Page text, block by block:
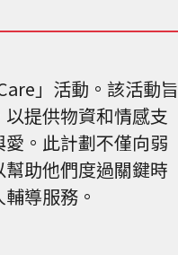
」活動。該活動旨
提供物資和情感支
。此計劃不僅向弱
助他們度過關鍵時
導服務。